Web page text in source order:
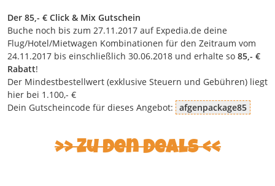
Der 85,- € Click & Mix Gutschein
Buche noch bis zum 27.11.2017 auf Expedia.de deine
Flug/Hotel/Mietwagen Kombinationen für den Zeitraum vom
24.11.2017 bis einschließlich 30.06.2018 und erhalte so 85,- €
Rabatt!
Der Mindestbestellwert (exklusive Steuern und Gebühren) liegt
hier bei 1.100,- €
Dein Gutscheincode für dieses Angebot: afgenpackage85
>> Zu den Deals <<